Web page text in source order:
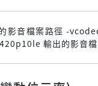
影音檔案路徑 -
輸出的影音檔